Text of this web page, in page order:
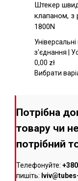
Штекер
клапаном, з
1800N
з'єднання |
0,00 zł
Вибрати
Потрібна
товару чи
потрібний
Телефонуйте:
пишіть: